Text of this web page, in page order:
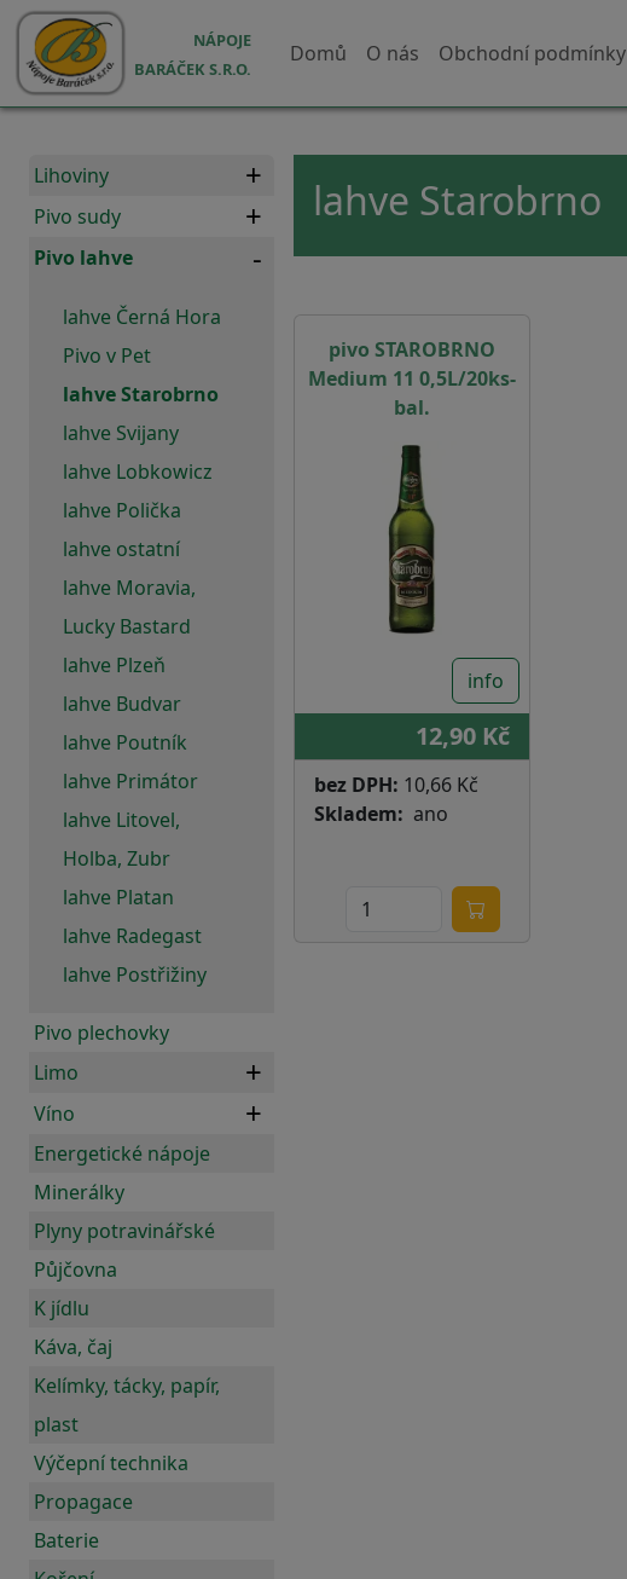
Přejít k hlavnímu obsahu
NÁPOJE
BARÁČEK S.R.O.
Hlavní navigace
Domů O nás Obchodní podmínky
Lihoviny
Pivo sudy
Pivo lahve
lahve Černá Hora
Pivo v Pet
lahve Starobrno
lahve Svijany
lahve Lobkowicz
lahve Polička
lahve ostatní
lahve Moravia,
Lucky Bastard
lahve Plzeň
lahve Budvar
lahve Poutník
lahve Primátor
lahve Litovel,
Holba, Zubr
lahve Platan
lahve Radegast
lahve Postřižiny
Pivo plechovky
Limo
Víno
Energetické nápoje
Minerálky
Plyny potravinářské
Půjčovna
K jídlu
Káva, čaj
Kelímky, tácky, papír,
plast
Výčepní technika
Propagace
Baterie
lahve Starobrno
pivo STAROBRNO
Medium 11 0,5L/20ks-
bal.
info
12,90 Kč
bez DPH: 10,66 Kč
Skladem
ano